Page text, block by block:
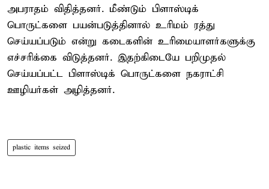
அபராதம் விதித்தனர். மீண்டும் பிளாஸ்டிக்
பொருட்களை பயன்படுத்தினால் உரிமம் ரத்து
செய்யப்படும் என்று கடைகளின் உரிமையாளர்களுக்கு
எச்சரிக்கை விடுத்தனர். இதற்கிடையே பறிமுதல்
செய்யப்பட்ட பிளாஸ்டிக் பொருட்களை நகராட்சி
ஊழியர்கள் அழித்தனர்.
plastic items seized